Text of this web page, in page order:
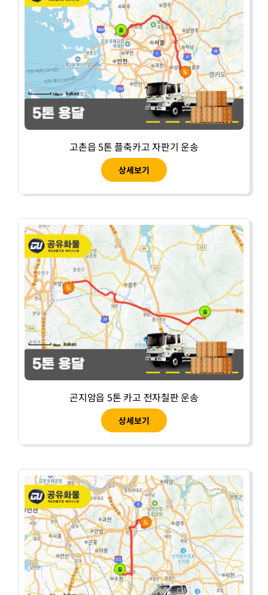
고촌읍 5톤 플축카고 자판기 운송
상세보기
곤지암읍 5톤 카고 전자칠판 운송
상세보기